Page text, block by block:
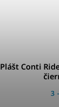
Plášt Conti
3